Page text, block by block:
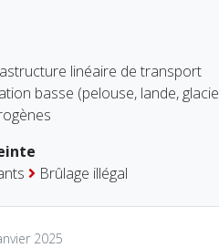
linéaire de transport
basse (pelouse, lande,
Brûlage illégal
2025